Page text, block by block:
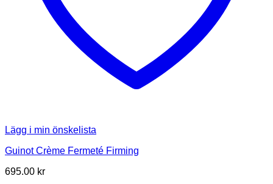
Lägg i min önskelista
Guinot Crème Fermeté Firming
695.00 kr